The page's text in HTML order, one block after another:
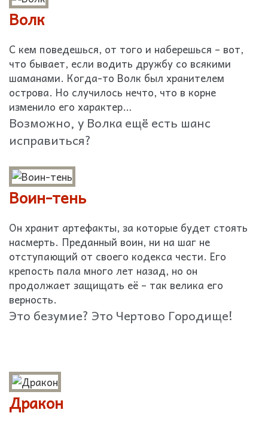
Волк
С кем поведешься, от того и наберешься – вот,
что бывает, если водить дружбу со всякими
шаманами. Когда-то Волк был хранителем
острова. Но случилось нечто, что в корне
изменило его характер…
Возможно, у Волка ещё есть шанс
исправиться?
Воин-тень
Он хранит артефакты, за которые будет стоять
насмерть. Преданный воин, ни на шаг не
отступающий от своего кодекса чести. Его
крепость пала много лет назад, но он
продолжает защищать её – так велика его
верность.
Это безумие? Это Чертово Городище!
Дракон